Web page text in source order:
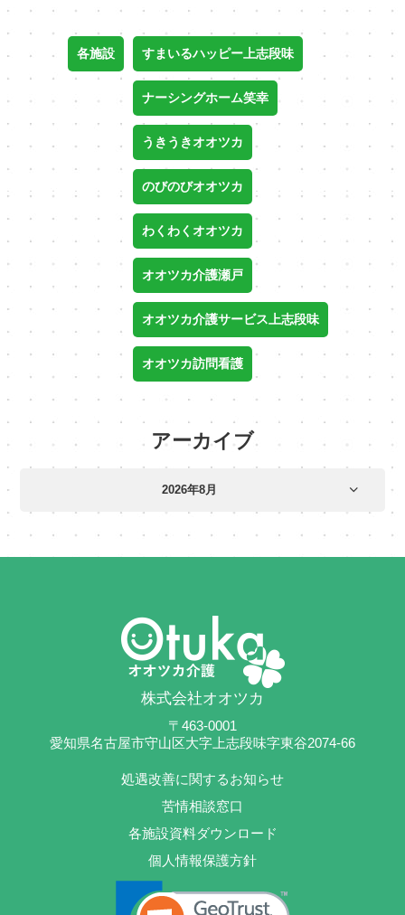
各施設 すまいるハッピー上志段味
ナーシングホーム笑幸
うきうきオオツカ
のびのびオオツカ
わくわくオオツカ
オオツカ介護瀬戸
オオツカ介護サービス上志段味
オオツカ訪問看護
アーカイブ
株式会社オオツカ
〒463-0001
愛知県名古屋市守山区大字上志段味字東谷2074-66
処遇改善に関するお知らせ
苦情相談窓口
各施設資料ダウンロード
個人情報保護方針